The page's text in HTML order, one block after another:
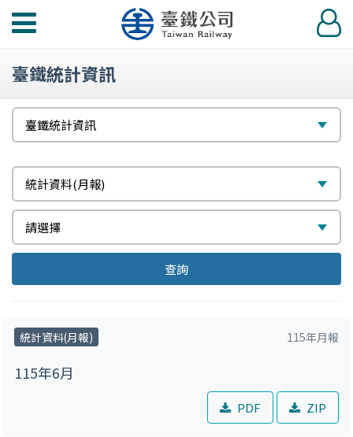
功
選
登
入
臺鐵統計資訊
選
擇
臺鐵統計資訊
選
統計資料(月報)
擇
選
選
請選擇
擇
查詢
統計資料(月報) 115年月報
115年6月
PDF ZIP